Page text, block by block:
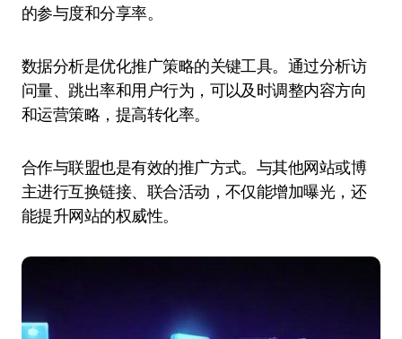
的参与度和分享率。
数据分析是优化推广策略的关键工具。通过分析访
问量、跳出率和用户行为，可以及时调整内容方向
和运营策略，提高转化率。
合作与联盟也是有效的推广方式。与其他网站或博
主进行互换链接、联合活动，不仅能增加曝光，还
能提升网站的权威性。